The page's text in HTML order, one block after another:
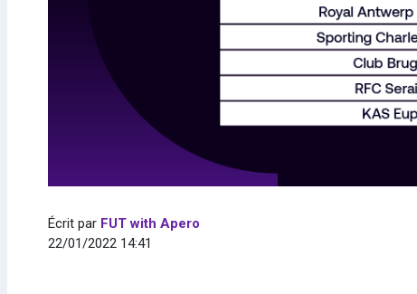
Écrit par FUT with Apero
22/01/2022 14:41